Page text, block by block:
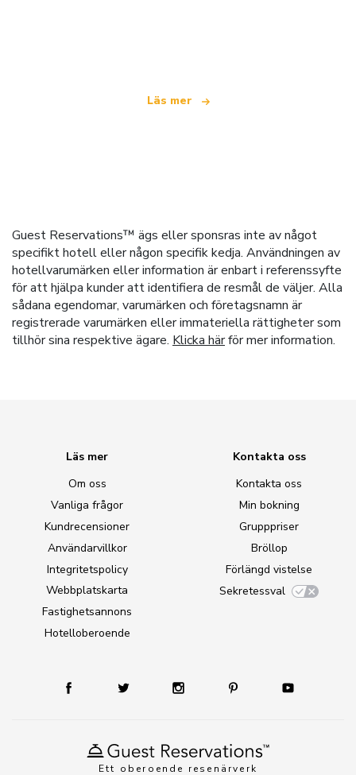
Läs mer
Guest Reservations™ ägs eller sponsras inte av något
specifikt hotell eller någon specifik kedja. Användningen av
hotellvarumärken eller information är enbart i referenssyfte
för att hjälpa kunder att identifiera de resmål de väljer. Alla
sådana egendomar, varumärken och företagsnamn är
registrerade varumärken eller immateriella rättigheter som
tillhör sina respektive ägare. Klicka härför mer information.
Ett oberoende resenärverk
Läs mer
Om oss
Vanliga frågor
Kundrecensioner
Användarvillkor
Integritetspolicy
Webbplatskarta
Fastighetsannons
Hotelloberoende
Kontakta oss
Kontakta oss
Min bokning
Grupppriser
Bröllop
Förlängd vistelse
Sekretessval